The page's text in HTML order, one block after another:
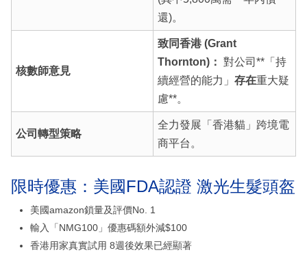
還)。
核數師意見
致同香港 (Grant
Thornton)： 對公司**「持
續經營的能力」 存在重大疑
慮**。
公司轉型策略
全力發展「香港貓」跨境電
商平台。
限時優惠：美國FDA認證 激光生髮頭盔
美國amazon鎖量及評價No. 1
輸入「NMG100」優惠碼額外減$100
香港用家真實試用 8週後效果已經顯著